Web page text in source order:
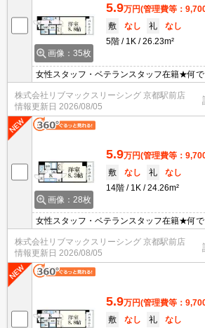
画像：35枚
5.9万円(管理費等：
敷
なし 礼
なし
5階
1K 26.23m²
女性スタッフ・ベテランスタッフ在籍★何
株式会社リブマックスリーシング 京都駅前店
情報更新日 2026/08/05
画像：28枚
5.9万円(管理費等：
敷
なし 礼
なし
14階
1K 24.26m²
女性スタッフ・ベテランスタッフ在籍★何
株式会社リブマックスリーシング 京都駅前店
情報更新日 2026/08/05
5.9万円(管理費等：
敷
なし 礼
なし